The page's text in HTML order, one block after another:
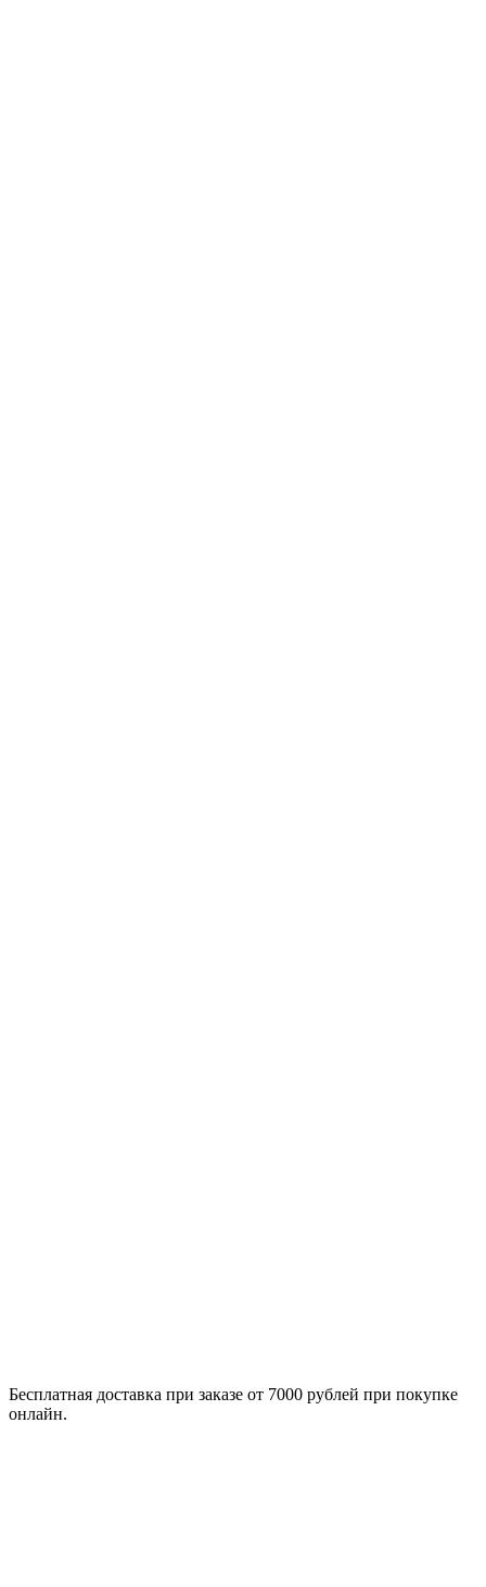
Бесплатная доставка при заказе от 7000 рублей при покупке
онлайн.